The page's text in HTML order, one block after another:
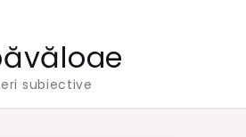
subiective